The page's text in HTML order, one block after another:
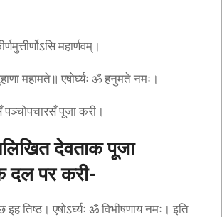
महार्णवम्।
महामते॥ एषोर्घ्यः ॐ हनुमते नमः।
पूजा करी।
देवताक पूजा
दल पर करी-
तिष्ठ। एषोऽर्घ्यः ॐ विभीषणाय नमः। इति